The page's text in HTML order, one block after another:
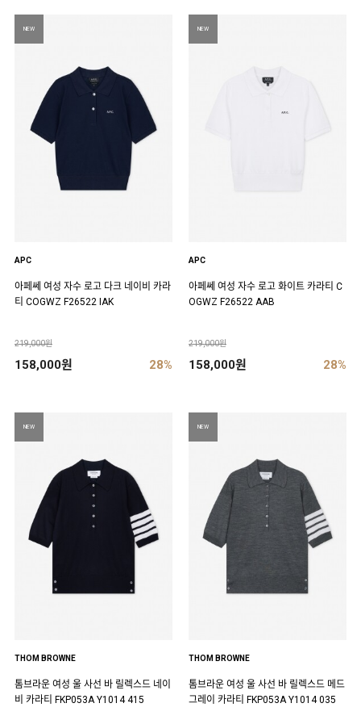
NEW
APC
아페쎄 여성 자수 로고 다크 네이비 카라
티 COGWZ F26522 IAK
219,000원
158,000원 28%
NEW
APC
아페쎄 여성 자수 로고 화이트 카라티 C
OGWZ F26522 AAB
219,000원
158,000원 28%
NEW
THOM BROWNE
톰브라운 여성 울 사선 바 릴렉스드 네이
비 카라티 FKP053A Y1014 415
NEW
THOM BROWNE
톰브라운 여성 울 사선 바 릴렉스드 메드
그레이 카라티 FKP053A Y1014 035